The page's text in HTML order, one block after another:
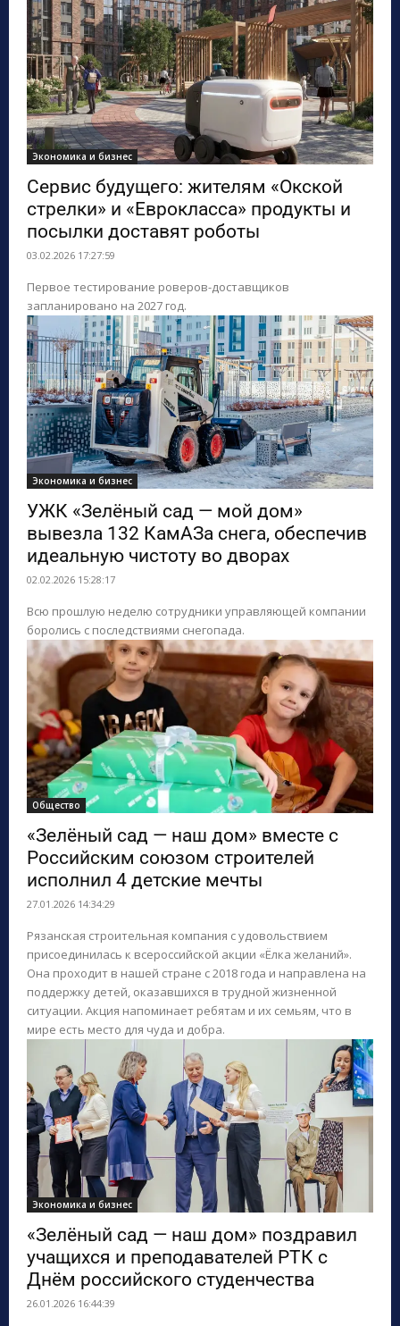
Экономика и бизнес
Сервис будущего: жителям «Окской
стрелки» и «Еврокласса» продукты и
посылки доставят роботы
03.02.2026 17:27:59
Первое тестирование роверов-доставщиков
запланировано на 2027 год.
Экономика и бизнес
УЖК «Зелёный сад — мой дом»
вывезла 132 КамАЗа снега, обеспечив
идеальную чистоту во дворах
02.02.2026 15:28:17
Всю прошлую неделю сотрудники управляющей компании
боролись с последствиями снегопада.
Общество
«Зелёный сад — наш дом» вместе с
Российским союзом строителей
исполнил 4 детские мечты
27.01.2026 14:34:29
Рязанская строительная компания с удовольствием
присоединилась к всероссийской акции «Ёлка желаний».
Она проходит в нашей стране с 2018 года и направлена на
поддержку детей, оказавшихся в трудной жизненной
ситуации. Акция напоминает ребятам и их семьям, что в
мире есть место для чуда и добра.
Экономика и бизнес
«Зелёный сад — наш дом» поздравил
учащихся и преподавателей РТК с
Днём российского студенчества
26.01.2026 16:44:39